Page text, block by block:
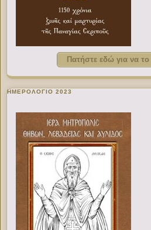
Πατήστε εδώ για να το
ΗΜΕΡΟΛΟΓΙΟ 2023